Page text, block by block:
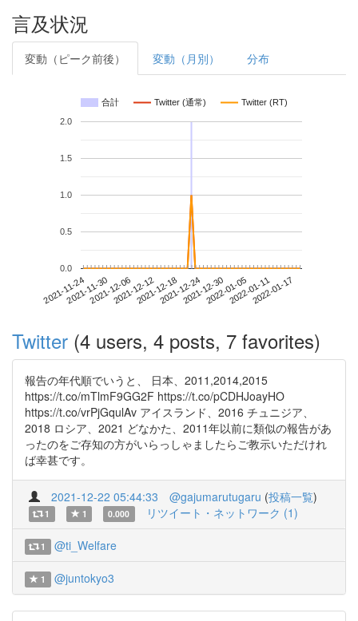
言及状況
変動（ピーク前後） 変動（月別） 分布
合計 Twitter (通常) Twitter (RT)
2021-11-242021-11-302021-12-062021-12-122021-12-182021-12-242021-12-302022-01-052022-01-112022-01-17
0.0
0.5
1.0
1.5
2.0
Twitter (4 users, 4 posts, 7 favorites)
報告の年代順でいうと、 日本、2011,2014,2015
https://t.co/mTlmF9GG2F https://t.co/pCDHJoayHO
https://t.co/vrPjGqulAv アイスランド、2016 チュニジア、
2018 ロシア、2021 どなかた、2011年以前に類似の報告があ
ったのをご存知の方がいらっしゃましたらご教示いただけれ
ば幸甚です。
2021-12-22 05:44:33 @gajumarutugaru (投稿一覧)
1 1 0.000 リツイート・ネットワーク (1)
1 @ti_Welfare
1 @juntokyo3